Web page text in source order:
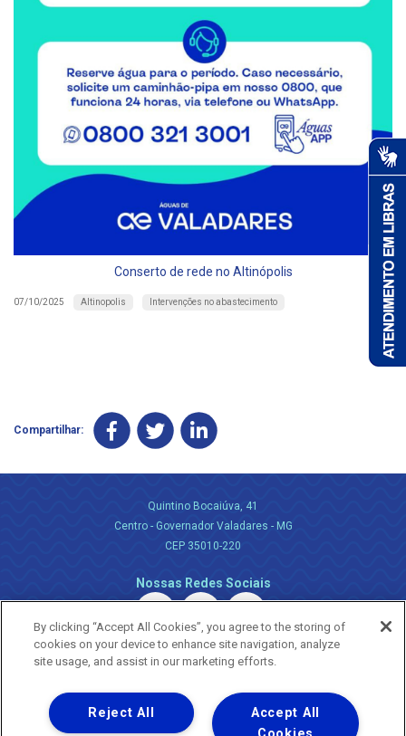
Conserto de rede no Altinópolis
07/10/2025 Altinopolis Intervenções no abastecimento
Compartilhar:
Quintino Bocaiúva, 41
Centro - Governador Valadares - MG
CEP 35010-220
Nossas Redes Sociais
Uma empresa
Copyright ® 2026 - Todos os Direitos Reservados.
By clicking “Accept All Cookies”, you agree to the storing of
cookies on your device to enhance site navigation, analyze
site usage, and assist in our marketing efforts.
Accept All
Reject All